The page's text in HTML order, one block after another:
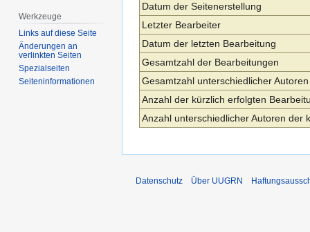
Datum der Seitenerstellung
Letzter Bearbeiter
Datum der letzten Bearbeitung
Gesamtzahl der Bearbeitungen
Gesamtzahl unterschiedlicher Autoren
Anzahl der kürzlich erfolgten
Anzahl unterschiedlicher Autoren der
Werkzeuge
Links auf diese Seite
Änderungen an
verlinkten Seiten
Spezialseiten
Seiten­­informationen
Datenschutz Über UUGRN